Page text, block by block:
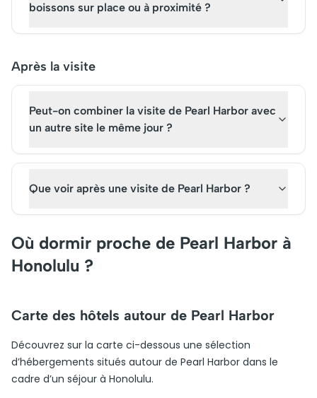
boissons sur place ou à proximité ?
Après la visite
Peut-on combiner la visite de Pearl Harbor avec
un autre site le même jour ?
Que voir après une visite de Pearl Harbor ?
Où dormir proche de Pearl Harbor à
Honolulu ?
Carte des hôtels autour de Pearl Harbor
Découvrez sur la carte ci-dessous une sélection
d’hébergements situés autour de Pearl Harbor dans le
cadre d’un séjour à Honolulu.